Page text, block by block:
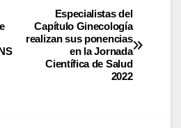
Especialistas del
Capítulo Ginecología
realizan sus ponencias
en la Jornada
Científica de Salud
2022